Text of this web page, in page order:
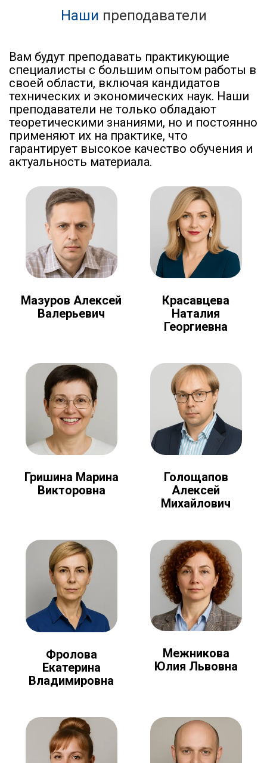
Наши преподаватели
Вам будут преподавать практикующие
специалисты с большим опытом работы в
своей области, включая кандидатов
технических и экономических наук. Наши
преподаватели не только обладают
теоретическими знаниями, но и постоянно
применяют их на практике, что
гарантирует высокое качество обучения и
актуальность материала.
Мазуров Алексей
Валерьевич
Красавцева
Наталия
Георгиевна
Гришина Марина
Викторовна
Голощапов
Алексей
Михайлович
Фролова
Екатерина
Владимировна
Межникова
Юлия Львовна